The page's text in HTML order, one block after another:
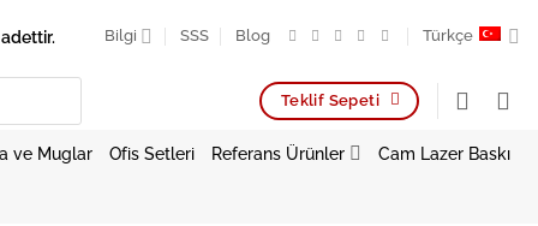
Bilgi SSS Blog Türkçe
Teklif Sepeti
ve Muglar Ofis Setleri Referans Ürünler Cam Lazer Baskı